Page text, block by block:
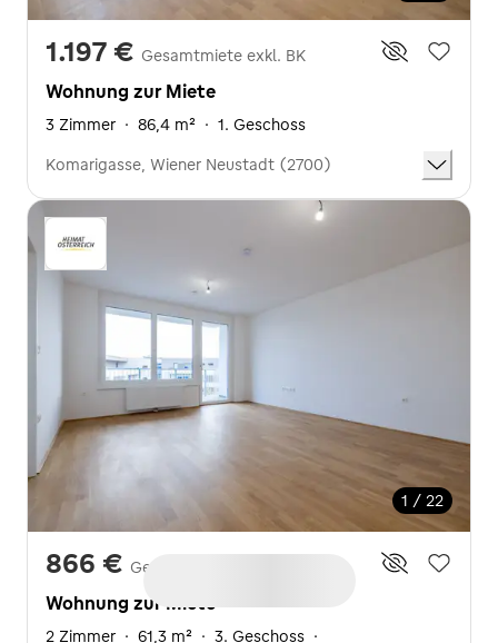
1.197 € Gesamtmiete exkl. BK
Wohnung zur Miete
3 Zimmer · 86,4 m² · 1. Geschoss
Komarigasse, Wiener Neustadt (2700)
1 / 22
866 € Gesamtmiete exkl. BK
Wohnung zur Miete
2 Zimmer · 61,3 m² · 3. Geschoss ·